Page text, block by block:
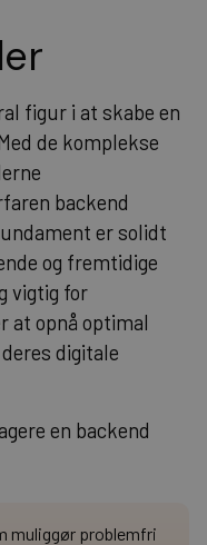
figur i at skabe en
de komplekse
backend
er solidt
og fremtidige
vigtig for
at opnå optimal
digitale
en backend
muliggør problemfri